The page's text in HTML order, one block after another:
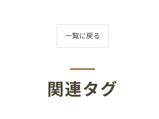
一覧に戻る
関連タグ